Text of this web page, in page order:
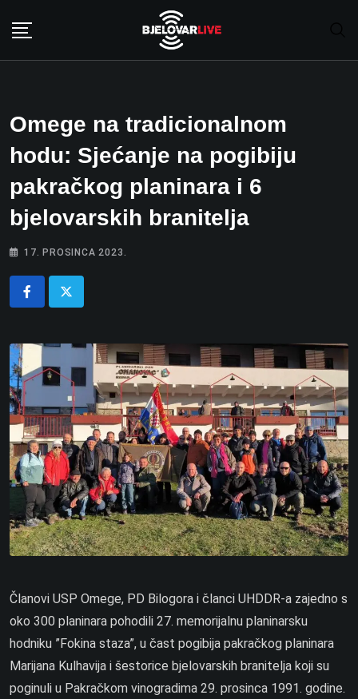
Omege na tradicionalnom
hodu: Sjećanje na pogibiju
pakračkog planinara i 6
bjelovarskih branitelja
17. PROSINCA 2023.
Članovi USP Omege, PD Bilogora i članci UHDDR-a zajedno s
oko 300 planinara pohodili 27. memorijalnu planinarsku
hodniku ”Fokina staza”, u čast pogibija pakračkog planinara
Marijana Kulhavija i šestorice bjelovarskih branitelja koji su
poginuli u Pakračkom vinogradima 29. prosinca 1991. godine.